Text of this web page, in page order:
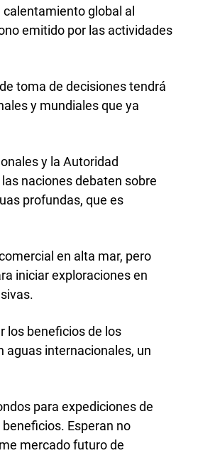
global al
emitido por las actividades
toma de decisiones tendrá
y mundiales que ya
y la Autoridad
naciones debaten sobre
profundas, que es
en alta mar, pero
iniciar exploraciones en
los beneficios de los
aguas internacionales, un
para expediciones de
Esperan no
mercado futuro de